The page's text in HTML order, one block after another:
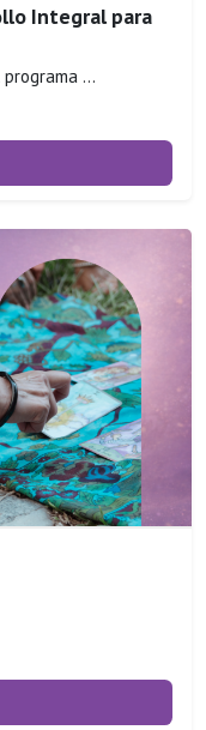
Integral para
...